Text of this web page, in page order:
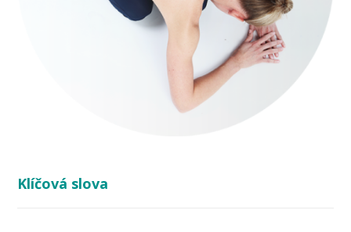
Klíčová slova